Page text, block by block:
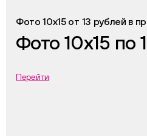
Фото 10х15 от 13 рублей в
Фото 10х15 по
Перейти